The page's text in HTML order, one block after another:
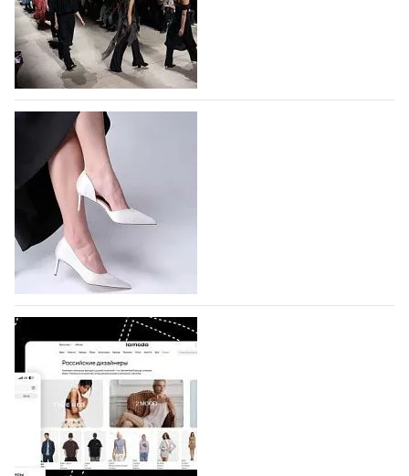
На участие в Московской неделе моды
подано 1047 заявок
На участие в седьмой Московской неделе моды,
которая пройдет в российской столице с 26 сентября
по 1 октября, уже подано 1047 заявок. Примерно
половину из них (494) прислали дизайнеры,
коллекции которых не были представлены в…
07.08.2026 113
BALLINA представит свои новинки на Euro
Shoes
Компания BALLINA Guangzhou Lihuang Footwear
Co., Ltd., основанная в 2011 году и расположенная в
Гуанчжоу, столице моды Китая, является
профессиональной обувной компанией,